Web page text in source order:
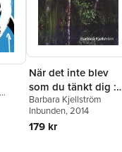
När det inte blev
som du tänkt dig :
om missfall, sorg
och att våga igen
Barbara Kjellström
Inbunden, 2014
179 kr